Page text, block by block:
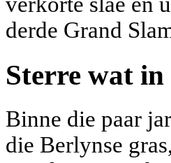
derde Grand
Sterre wat
Binne die paar
die Berlynse